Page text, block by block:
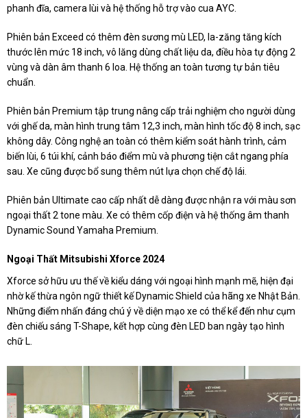
phanh đĩa, camera lùi và hệ thống hỗ trợ vào cua AYC.
Phiên bản Exceed có thêm đèn sương mù LED, la-zăng tăng kích
thước lên mức 18 inch, vô lăng dùng chất liệu da, điều hòa tự động 2
vùng và dàn âm thanh 6 loa. Hệ thống an toàn tương tự bản tiêu
chuẩn.
Phiên bản Premium tập trung nâng cấp trải nghiệm cho người dùng
với ghế da, màn hình trung tâm 12,3 inch, màn hình tốc độ 8 inch, sạc
không dây. Công nghệ an toàn có thêm kiểm soát hành trình, cảm
biến lùi, 6 túi khí, cảnh báo điểm mù và phương tiện cắt ngang phía
sau. Xe cũng được bổ sung thêm nút lựa chọn chế độ lái.
Phiên bản Ultimate cao cấp nhất dễ dàng được nhận ra với màu sơn
ngoại thất 2 tone màu. Xe có thêm cốp điện và hệ thống âm thanh
Dynamic Sound Yamaha Premium.
Ngoại Thất Mitsubishi Xforce 2024
Xforce sở hữu ưu thế về kiểu dáng với ngoại hình mạnh mẽ, hiện đại
nhờ kế thừa ngôn ngữ thiết kế Dynamic Shield của hãng xe Nhật Bản.
Những điểm nhấn đáng chú ý về diện mạo xe có thể kể đến như cụm
đèn chiếu sáng T-Shape, kết hợp cùng đèn LED ban ngày tạo hình
chữ L.